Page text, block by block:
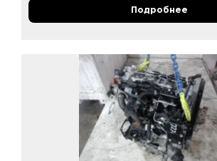
Подробнее